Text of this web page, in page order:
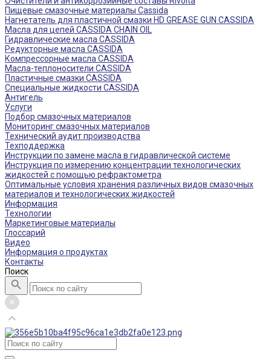
Пищевые смазочные материалы Cassida
Нагнетатель для пластичной смазки HD GREASE GUN CASSIDA
Масла для цепей CASSIDA CHAIN OIL
Гидравлические масла CASSIDA
Редукторные масла CASSIDA
Компрессорные масла CASSIDA
Масла-теплоносители CASSIDA
Пластичные смазки CASSIDA
Специальные жидкости CASSIDA
Антигель
Услуги
Подбор смазочных материалов
Мониторинг смазочных материалов
Технический аудит производства
Техподдержка
Инструкции по замене масла в гидравлической системе
Инструкция по измерению концентрации технологических
жидкостей с помощью рефрактометра
Оптимальные условия хранения различных видов смазочных
материалов и технологических жидкостей
Информация
Технологии
Маркетинговые материалы
Глоссарий
Видео
Информация о продуктах
Контакты
Поиск